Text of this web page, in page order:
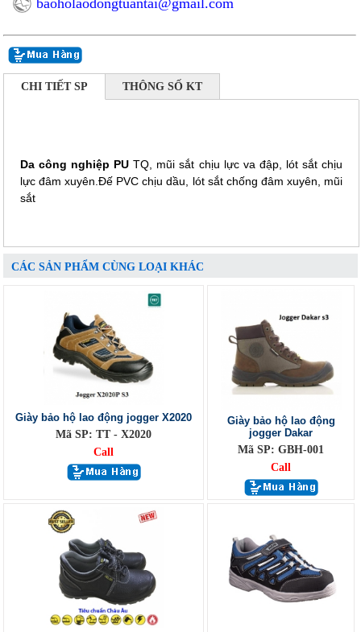
baoholaodongtuantai@gmail.com
CHI TIẾT SP THÔNG SỐ KT
Da công nghiệp PUTQ, mũi sắt chịu lực va đập, lót sắt chịu
lực đâm xuyên.Đế PVC chịu dầu, lót sắt chống đâm xuyên, mũi
sắt
CÁC SẢN PHẨM CÙNG LOẠI KHÁC
Giày bảo hộ lao động jogger X2020
Mã SP: TT - X2020
Call
Giày bảo hộ lao động
jogger Dakar
Mã SP: GBH-001
Call